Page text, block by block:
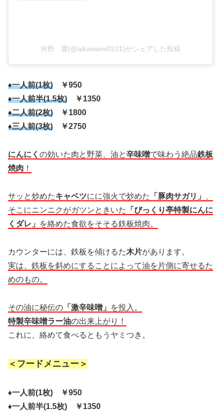
河野 愛(@aikawano0221)がシェアした投稿
♦一人前(1枚) ￥950
♦一人前半(1.5枚) ￥1350
♦二人前(2枚) ￥1800
♦三人前(3枚) ￥2750
にんにく の効いた肉と野菜、油と辛味噌で味わう絶品鉄板
焼肉 ！
サッと炒めたキャベツにに強火で炒めた 「豚肉サガリ」
そこにニンニクがガツンときいた
「びっくり亭特製にんに
くダレ」
を絡めた食欲をそそる鉄板焼肉。
カウンターには、鉄板を傾けるた木片があります。
実は、鉄板を斜めにすることによって油を片側に寄せるた
めのもの。
その油に秘伝の 「激辛味噌」
を投入。
特製辛味噌ラー油の出来上がり！
これに、絡めて食べるともうヤミつき。
＜フードメニュー＞
♦一人前(1枚) ￥950
♦一人前半(1.5枚) ￥1350